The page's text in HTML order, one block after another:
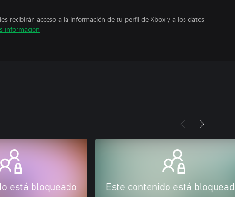
recibirán acceso a la información de tu perfil de Xbox y a los datos
información
está bloqueado Este contenido está